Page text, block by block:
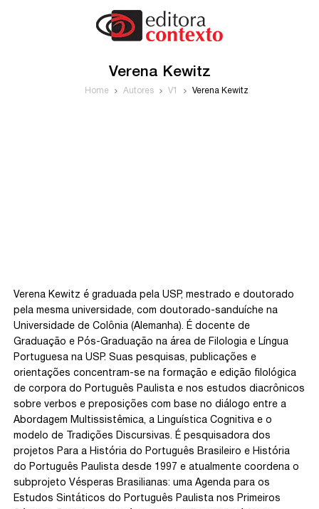
Verena Kewitz
Home Autores V1 Verena Kewitz
Verena Kewitz é graduada pela USP, mestrado e doutorado
pela mesma universidade, com doutorado-sanduíche na
Universidade de Colônia (Alemanha). É docente de
Graduação e Pós-Graduação na área de Filologia e Língua
Portuguesa na USP. Suas pesquisas, publicações e
orientações concentram-se na formação e edição filológica
de corpora do Português Paulista e nos estudos diacrônicos
sobre verbos e preposições com base no diálogo entre a
Abordagem Multissistêmica, a Linguística Cognitiva e o
modelo de Tradições Discursivas. É pesquisadora dos
projetos Para a História do Português Brasileiro e História
do Português Paulista desde 1997 e atualmente coordena o
subprojeto Vésperas Brasilianas: uma Agenda para os
Estudos Sintáticos do Português Paulista nos Primeiros